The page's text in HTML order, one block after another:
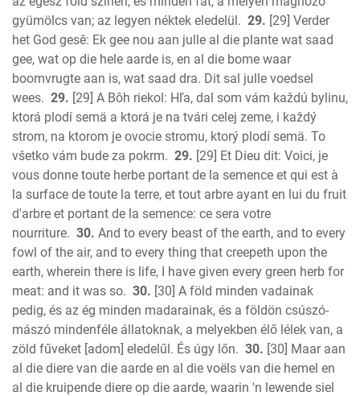
gyümölcs van; az legyen néktek eledelül. 29. [29] Verder
het God gesê: Ek gee nou aan julle al die plante wat saad
gee, wat op die hele aarde is, en al die bome waar
boomvrugte aan is, wat saad dra. Dit sal julle voedsel
wees. 29. [29] A Bôh riekol: Hľa, dal som vám každú bylinu,
ktorá plodí semä a ktorá je na tvári celej zeme, i každý
strom, na ktorom je ovocie stromu, ktorý plodí semä. To
všetko vám bude za pokrm. 29. [29] Et Dieu dit: Voici, je
vous donne toute herbe portant de la semence et qui est à
la surface de toute la terre, et tout arbre ayant en lui du fruit
d'arbre et portant de la semence: ce sera votre
nourriture. 30. And to every beast of the earth, and to every
fowl of the air, and to every thing that creepeth upon the
earth, wherein there is life, I have given every green herb for
meat: and it was so. 30. [30] A föld minden vadainak
pedig, és az ég minden madarainak, és a földön csúszó-
mászó mindenféle állatoknak, a melyekben élő lélek van, a
zöld fűveket [adom] eledelűl. És úgy lőn. 30. [30] Maar aan
al die diere van die aarde en al die voëls van die hemel en
al die kruipende diere op die aarde, waarin 'n lewende siel